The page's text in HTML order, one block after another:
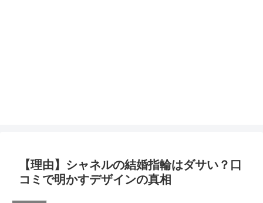
【理由】シャネルの結婚指輪はダサい？口
コミで明かすデザインの真相